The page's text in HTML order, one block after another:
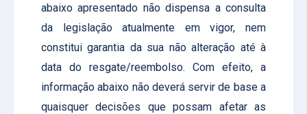
abaixo apresentado não dispensa a consulta
da legislação atualmente em vigor, nem
constitui garantia da sua não alteração até à
data do resgate/reembolso. Com efeito, a
informação abaixo não deverá servir de base a
quaisquer decisões que possam afetar as